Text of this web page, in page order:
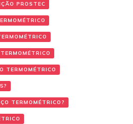
PROSTEC
TERMOMÉTRICO
TERMOMÉTRICO?